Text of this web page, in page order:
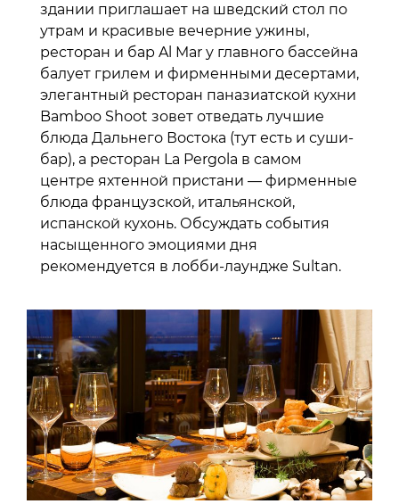
здании приглашает на шведский стол по
утрам и красивые вечерние ужины,
ресторан и бар Al Mar у главного бассейна
балует грилем и фирменными десертами,
элегантный ресторан паназиатской кухни
Bamboo Shoot зовет отведать лучшие
блюда Дальнего Востока (тут есть и суши-
бар), а ресторан La Pergola в самом
центре яхтенной пристани — фирменные
блюда французской, итальянской,
испанской кухонь. Обсуждать события
насыщенного эмоциями дня
рекомендуется в лобби-лаундже Sultan.